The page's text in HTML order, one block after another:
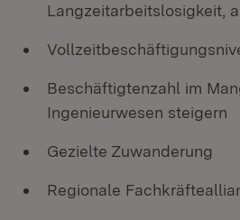
Langzeitarbeitslosigkeit,
Beschäftigtenzahl im
Ingenieurwesen steigern
Gezielte Zuwanderung
Regionale